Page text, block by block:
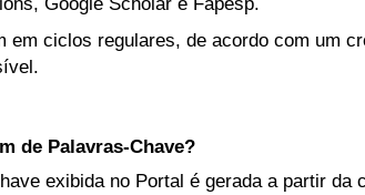
em ciclos regulares, de acordo com um
de Palavras-Chave?
exibida no Portal é gerada a partir